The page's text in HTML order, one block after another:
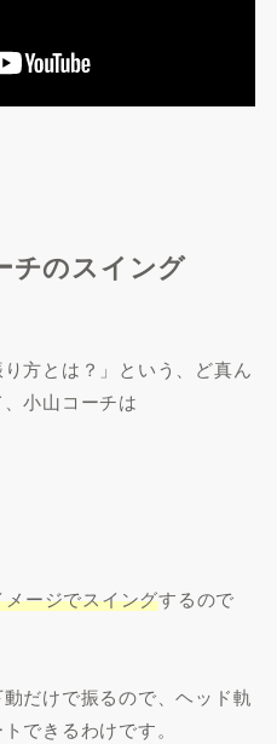
チのスイング
方とは？」という、ど真ん
小山コーチは
ージでスイングするので
だけで振るので、ヘッド軌
できるわけです。